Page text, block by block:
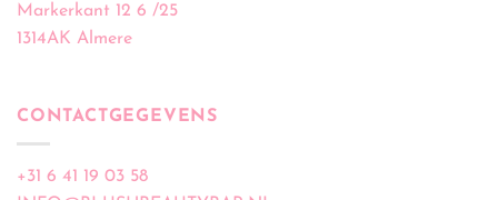
Markerkant 12 6 /25
1314AK Almere
CONTACTGEGEVENS
+31 6 41 19 03 58